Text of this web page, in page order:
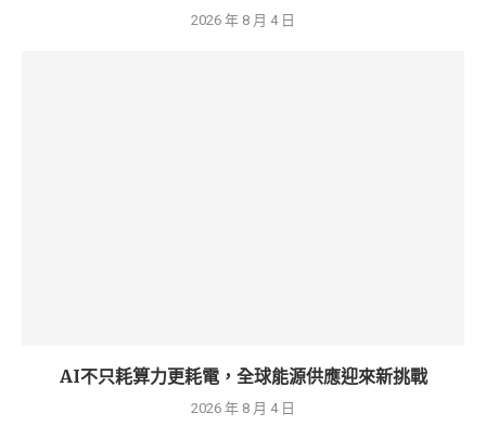
2026 年 8 月 4 日
AI不只耗算力更耗電，全球能源供應迎來新挑戰
2026 年 8 月 4 日